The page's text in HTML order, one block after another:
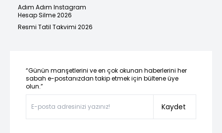
Adım Adım Instagram
Hesap Silme 2026
Resmi Tatil Takvimi 2026
“Günün manşetlerini ve en çok okunan haberlerini her
sabah e-postanızdan takip etmek için bültene üye
olun.”
Kaydet